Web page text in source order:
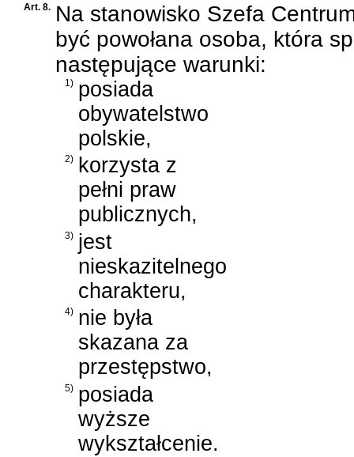
Art. 8. Na stanowisko Szefa
być powołana osoba, która
następujące warunki:
1) posiada
obywatelstwo
polskie,
2)
korzysta z
pełni praw
publicznych,
3) jest
nieskazitelnego
charakteru,
4) nie była
skazana za
przestępstwo,
5) posiada
wyższe
wykształcenie.